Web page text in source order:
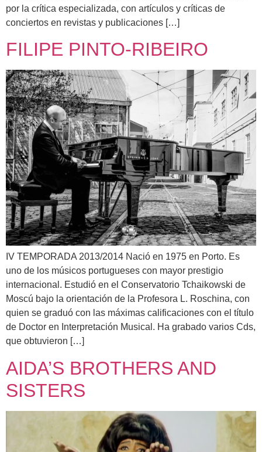
por la crítica especializada, con artículos y críticas de
conciertos en revistas y publicaciones […]
FILIPE PINTO-RIBEIRO
IV TEMPORADA 2013/2014 Nació en 1975 en Porto. Es
uno de los músicos portugueses con mayor prestigio
internacional. Estudió en el Conservatorio Tchaikowski de
Moscú bajo la orientación de la Profesora L. Roschina, con
quien se graduó con las máximas calificaciones con el título
de Doctor en Interpretación Musical. Ha grabado varios Cds,
que obtuvieron […]
AIDA’S BROTHERS AND
SISTERS